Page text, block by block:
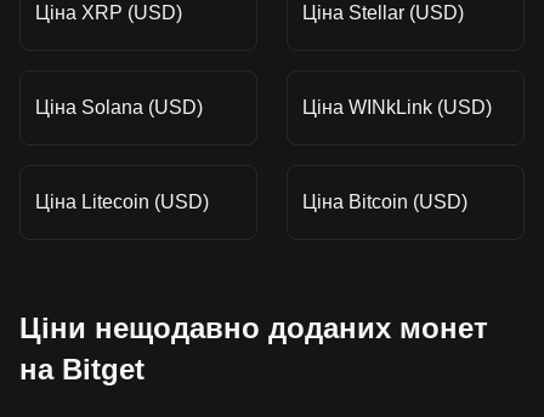
Ціна XRP (USD) Ціна Stellar (USD)
Ціна Solana (USD) Ціна WINkLink (USD)
Ціна Litecoin (USD) Ціна Bitcoin (USD)
Ціни нещодавно доданих монет
на Bitget